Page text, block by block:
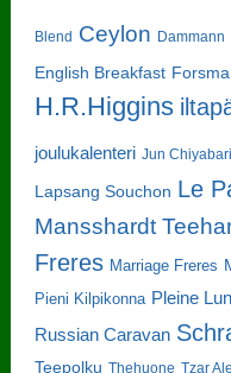
Blend Ceylon Dammann
English Breakfast
H.R.Higgins
joulukalenteri Jun Chiyabari
Lapsang Souchon Le
Mansshardt
Freres Marriage Freres
Pieni Kilpikonna Pleine
Russian Caravan
Teepolku Thehuone Tzar